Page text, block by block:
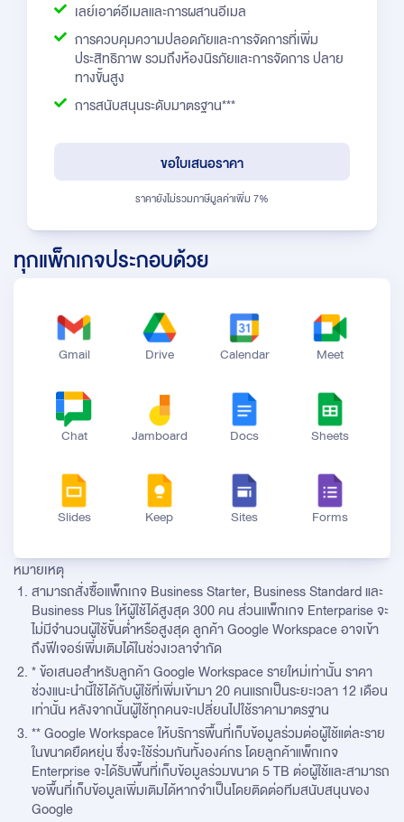
เลย์เอาต์อีเมลและการผสานอีเมล
การควบคุมความปลอดภัยและการจัดการที่เพิ่ม
ประสิทธิภาพ รวมถึงห้องนิรภัยและการจัดการ ปลาย
ทางขั้นสูง
การสนับสนุนระดับมาตรฐาน***
ขอใบเสนอราคา
ราคายังไม่รวมภาษีมูลค่าเพิ่ม 7%
ทุกแพ็กเกจประกอบด้วย
Gmail Drive Calendar Meet
Chat Jamboard Docs Sheets
Slides Keep Sites Forms
หมายเหตุ
สามารถสั่งซื้อแพ็กเกจ Business Starter, Business Standard และ
Business Plus ให้ผู้ใช้ได้สูงสุด 300 คน ส่วนแพ็กเกจ Enterparise จะ
ไม่มีจำนวนผู้ใช้ขั้นต่ำหรือสูงสุด ลูกค้า Google Workspace อาจเข้า
ถึงฟีเจอร์เพิ่มเติมได้ในช่วงเวลาจำกัด
* ข้อเสนอสำหรับลูกค้า Google Workspace รายใหม่เท่านั้น ราคา
ช่วงแนะนำนี้ใช้ได้กับผู้ใช้ที่เพิ่มเข้ามา 20 คนแรกเป็นระยะเวลา 12 เดือน
เท่านั้น หลังจากนั้นผู้ใช้ทุกคนจะเปลี่ยนไปใช้ราคามาตรฐาน
** Google Workspace ให้บริการพื้นที่เก็บข้อมูลร่วมต่อผู้ใช้แต่ละราย
ในขนาดยืดหยุ่น ซึ่งจะใช้ร่วมกันทั้งองค์กร โดยลูกค้าแพ็กเกจ
Enterprise จะได้รับพื้นที่เก็บข้อมูลร่วมขนาด 5 TB ต่อผู้ใช้และสามารถ
ขอพื้นที่เก็บข้อมูลเพิ่มเติมได้หากจำเป็นโดยติดต่อทีมสนับสนุนของ
Google